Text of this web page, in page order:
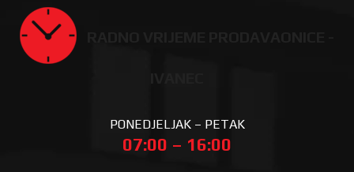
PONEDJELJAK – PETAK
07:00 – 16:00